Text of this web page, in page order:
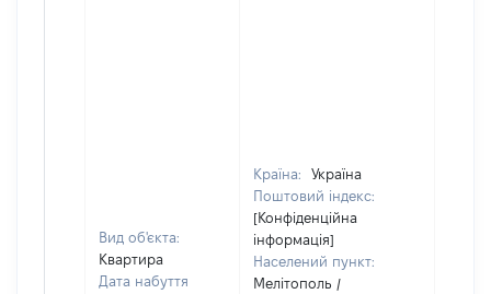
Вид об'єкта:
Квартира
Дата набуття
Країна:
Україна
Поштовий індекс:
[Конфіденційна
інформація]
Населений пункт:
Мелітополь /